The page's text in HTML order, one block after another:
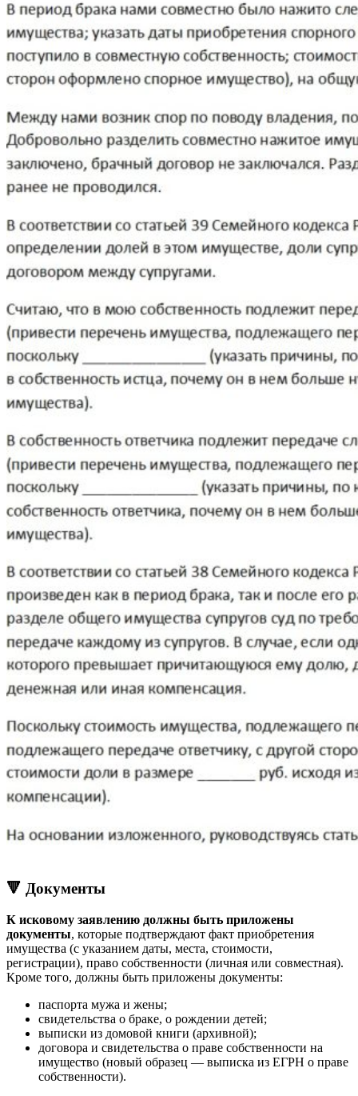
🔻 Документы
К исковому заявлению должны быть приложены
документы, которые подтверждают факт приобретения
имущества (с указанием даты, места, стоимости,
регистрации), право собственности (личная или совместная).
Кроме того, должны быть приложены документы:
паспорта мужа и жены;
свидетельства о браке, о рождении детей;
выписки из домовой книги (архивной);
договора и свидетельства о праве собственности на
имущество (новый образец — выписка из ЕГРН о праве
собственности).